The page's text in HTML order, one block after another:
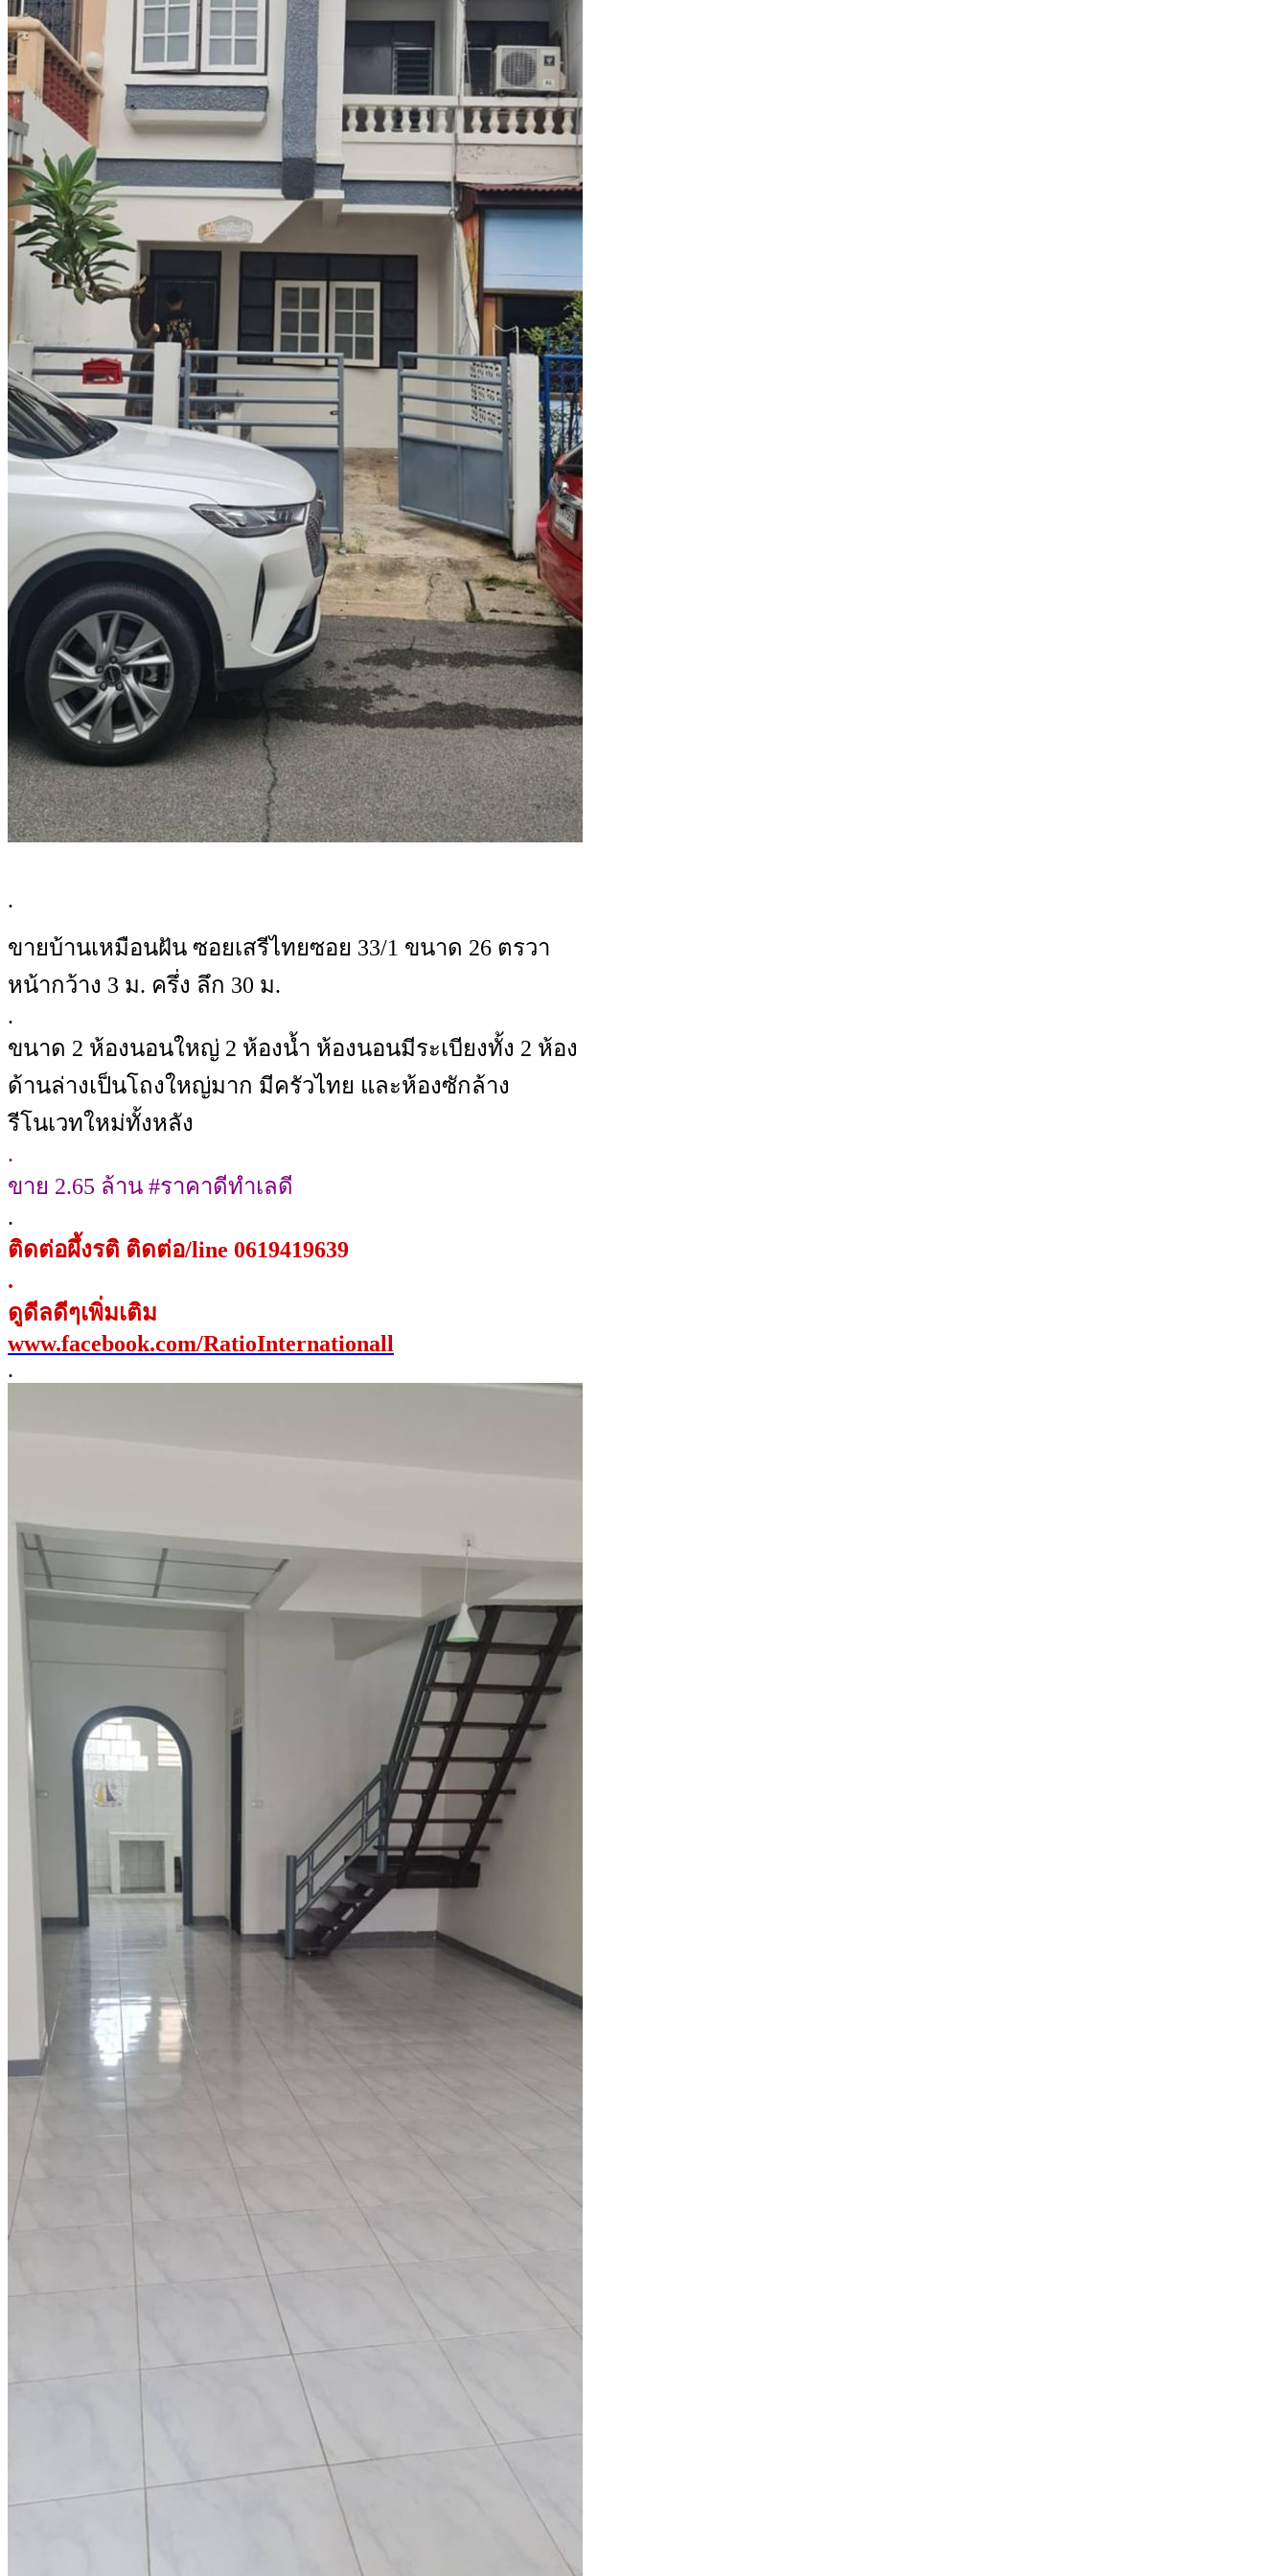
.
ขายบ้านเหมือนฝัน ซอยเสรีไทยซอย 33/1 ขนาด 26 ตรวา
หน้ากว้าง 3 ม. ครึ่ง ลึก 30 ม.
.
ขนาด 2 ห้องนอนใหญ่ 2 ห้องน้ำ ห้องนอนมีระเบียงทั้ง 2 ห้อง
ด้านล่างเป็นโถงใหญ่มาก มีครัวไทย และห้องซักล้าง
รีโนเวทใหม่ทั้งหลัง
.
ขาย 2.65 ล้าน #ราคาดีทำเลดี
.
ติดต่อผึ้งรติ ติดต่อ/line 0619419639
.
ดูดีลดีๆเพิ่มเติม
www.facebook.com/RatioInternationall
.